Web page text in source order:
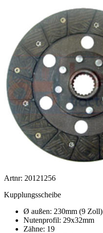
Artnr: 20121256
Kupplungsscheibe
Ø außen: 230mm (9 Zoll)
Nutenprofil: 29x32mm
Zähne: 19